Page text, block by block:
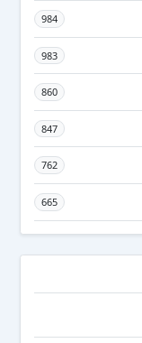
984
983
860
847
762
665